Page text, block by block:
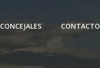
CONCEJALES CONTACTO